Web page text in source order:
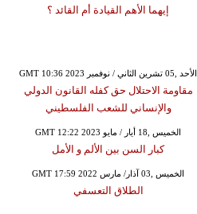
إيهما الأهم القيادة أم القائد ؟
GMT 10:36 2023 الأحد ,05 تشرين الثاني / نوفمبر
مقاومة الاحتلال حق كفله القانون الدولي
والإنساني للشعب الفلسطيني
GMT 12:22 2023 الخميس ,18 أيار / مايو
كبار السن بين الألم و الأمل
GMT 17:59 2022 الخميس ,03 آذار/ مارس
الطلاق التعسفي